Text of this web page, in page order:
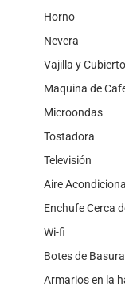
Horno
Nevera
Vajilla y
Maquina de
Microondas
Tostadora
Televisión
Aire
Enchufe Cerca
Wi-fi
Botes de Basura
Armarios en la